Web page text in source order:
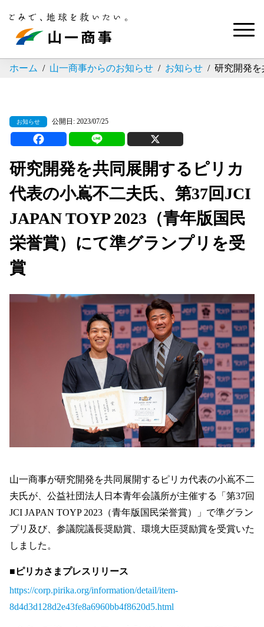
WEBフォーム アスベスト
LINE
ホーム 山一商事からのお知らせ お知らせ 研究開発を
お知らせ 公開日: 2023/07/25
研究開発を共同展開するピリカ
代表の小嶌不二夫氏、第37回JCI
JAPAN TOYP 2023（青年版国民
栄誉賞）にて準グランプリを受
賞
山一商事が研究開発を共同展開するピリカ代表の小嶌不二
夫氏が、公益社団法人日本青年会議所が主催する「第37回
JCI JAPAN TOYP 2023（青年版国民栄誉賞）」で準グラン
プリ及び、参議院議長奨励賞、環境大臣奨励賞を受賞いた
しました。
■ピリカさまプレスリリース
https://corp.pirika.org/information/detail/item-
8d4d3d128d2e43fe8a6960bb4f8620d5.html